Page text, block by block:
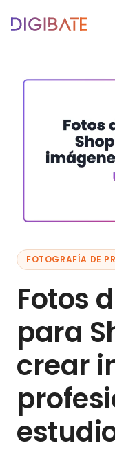
FOTOGRAFÍA DE
Fotos
para
crear